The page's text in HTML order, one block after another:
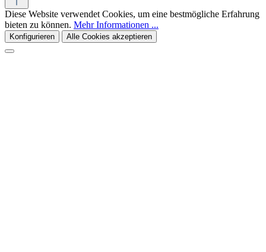
Diese Website verwendet Cookies, um eine bestmögliche Erfahrung
bieten zu können. Mehr Informationen ...
Konfigurieren Alle Cookies akzeptieren